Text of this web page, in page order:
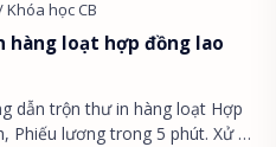
hàng loạt hợp đồng lao
dẫn trộn thư in hàng loạt Hợp
Phiếu lương trong 5 phút. Xử lý